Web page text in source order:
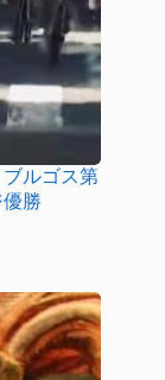
ルゴス第
勝